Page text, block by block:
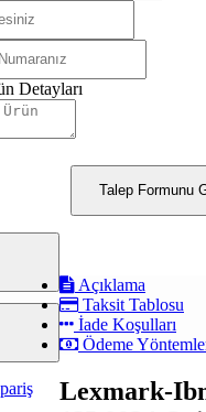
Detayları
Talep Formunu
Açıklama
Taksit Tablosu
İade Koşulları
Ödeme
Lexmark-